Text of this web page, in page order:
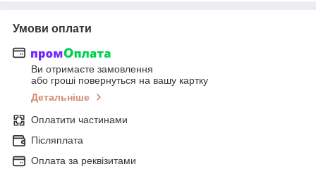
Умови оплати
Ви отримаєте замовлення
або гроші повернуться на вашу картку
Детальніше
Оплатити частинами
Післяплата
Оплата за реквізитами